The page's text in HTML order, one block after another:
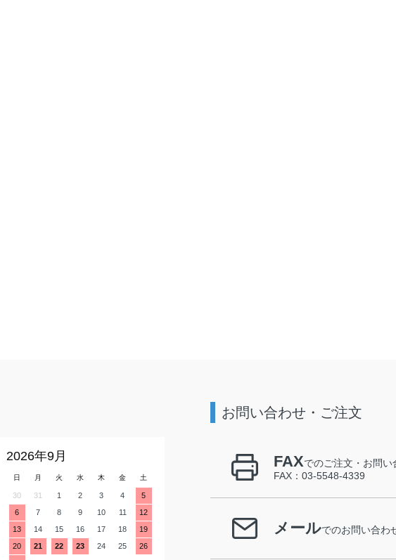
2026年9月
日 月 火 水 木 金 土
30 31 1 2 3 4
5
6
7 8 9 10 11
12
13
14 15 16 17 18
19
20
21 22 23 24 25
26
お問い合わせ・ご注文
FAXでのご注文・お問い
FAX：03-5548-4339
メールでのお問い合わ